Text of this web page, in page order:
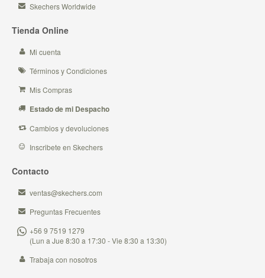
Skechers Worldwide
Tienda Online
Mi cuenta
Términos y Condiciones
Mis Compras
Estado de mi Despacho
Cambios y devoluciones
Inscribete en Skechers
Contacto
ventas@skechers.com
Preguntas Frecuentes
+56 9 7519 1279
(Lun a Jue 8:30 a 17:30 - Vie 8:30 a 13:30)
Trabaja con nosotros